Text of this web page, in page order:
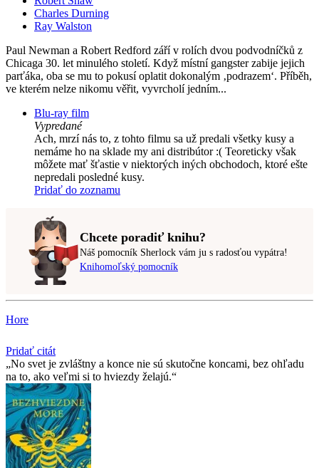
Charles Durning
Ray Walston
Paul Newman a Robert Redford září v rolích dvou podvodníčků z
Chicaga 30. let minulého století. Když místní gangster zabije jejich
parťáka, oba se mu to pokusí oplatit dokonalým ‚podrazem‘. Příběh,
ve kterém nelze nikomu věřit, vyvrcholí jedním...
Blu-ray film
Vypredané
Ach, mrzí nás to, z tohto filmu sa už predali všetky kusy a
nemáme ho na sklade my ani distribútor :( Teoreticky však
môžete mať šťastie v niektorých iných obchodoch, ktoré ešte
nepredali posledné kusy.
Pridať do zoznamu
Chcete poradiť knihu?
Náš pomocník Sherlock vám ju s radosťou vypátra!
Knihomoľský pomocník
Hore
Pridať citát
No svet je zvláštny a konce nie sú skutočne koncami, bez ohľadu
na to, ako veľmi si to hviezdy želajú.